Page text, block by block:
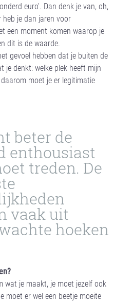
euro’. Dan denk je van, oh,
je dan jaren voor
een moment komen waarop je
dit is de waarde.
gevoel hebben dat je buiten de
je denkt: welke plek heeft mijn
moet je er legitimatie
beter de
enthousiast
treden. De
vaak uit
hoeken
wat je maakt, je moet jezelf ook
moet er wel een beetje moeite